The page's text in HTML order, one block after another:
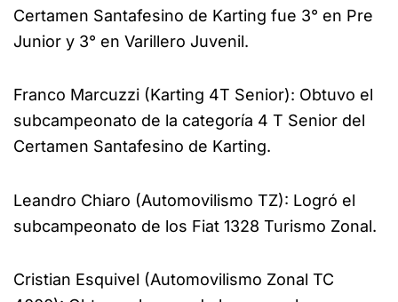
Certamen Santafesino de Karting fue 3° en Pre
Junior y 3° en Varillero Juvenil.
Franco Marcuzzi (Karting 4T Senior): Obtuvo el
subcampeonato de la categoría 4 T Senior del
Certamen Santafesino de Karting.
Leandro Chiaro (Automovilismo TZ): Logró el
subcampeonato de los Fiat 1328 Turismo Zonal.
Cristian Esquivel (Automovilismo Zonal TC